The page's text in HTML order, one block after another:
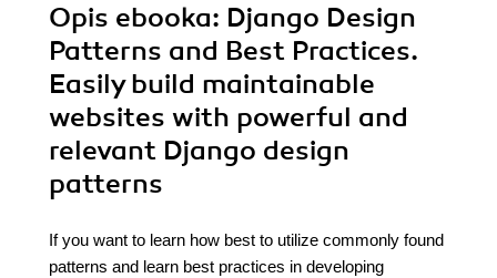
Opis ebooka: Django Design
Patterns and Best Practices.
Easily build maintainable
websites with powerful and
relevant Django design
patterns
If you want to learn how best to utilize commonly found
patterns and learn best practices in developing